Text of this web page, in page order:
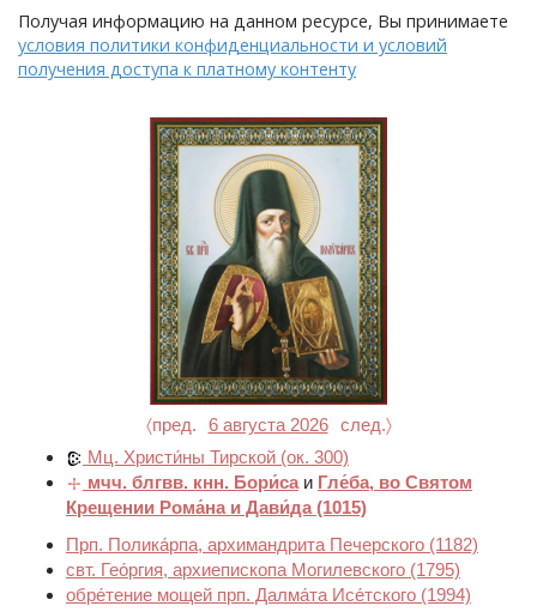
Получая информацию на данном ресурсе, Вы принимаете
условия политики конфиденциальности и условий
получения доступа к платному контенту
〈пред. 6 августа 2026
след.〉
Мц. Христи́ны Тирской (ок. 300)
мчч. блгвв. кнн. Бори́са и Гле́ба, во Святом
Крещении Рома́на и Дави́да (1015)
Прп. Полика́рпа, архимандрита Печерского (1182)
свт. Гео́ргия, архиепископа Могилевского (1795)
обре́тение мощей прп. Далма́та Исе́тского (1994)